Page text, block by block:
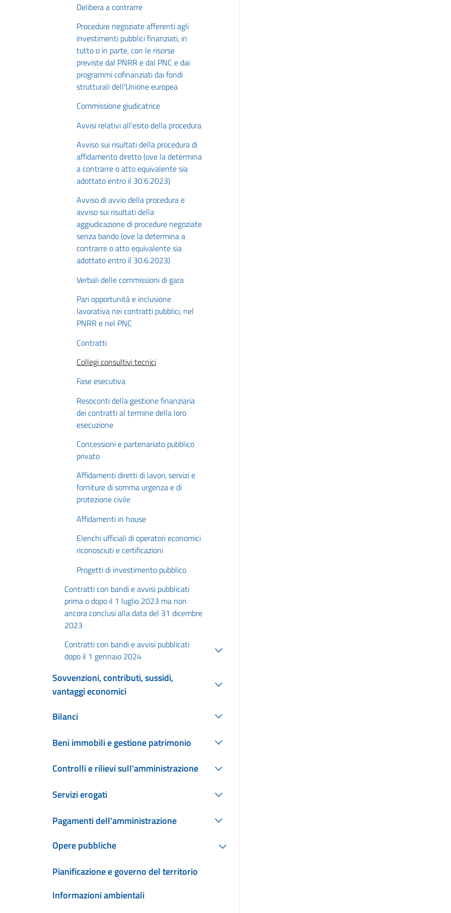
Delibera a contrarre
Procedure negoziate afferenti agli
investimenti pubblici finanziati, in
tutto o in parte, con le risorse
previste dal PNRR e dal PNC e dai
programmi cofinanziati dai fondi
strutturali dell'Unione europea
Commissione giudicatrice
Avvisi relativi all'esito della procedura
Avviso sui risultati della procedura di
affidamento diretto (ove la determina
a contrarre o atto equivalente sia
adottato entro il 30.6.2023)
Avviso di avvio della procedura e
avviso sui risultati della
aggiudicazione di procedure negoziate
senza bando (ove la determina a
contrarre o atto equivalente sia
adottato entro il 30.6.2023)
Verbali delle commissioni di gara
Pari opportunità e inclusione
lavorativa nei contratti pubblici, nel
PNRR e nel PNC
Contratti
Collegi consultivi tecnici
Fase esecutiva
Resoconti della gestione finanziaria
dei contratti al termine della loro
esecuzione
Concessioni e partenariato pubblico
privato
Affidamenti diretti di lavori, servizi e
forniture di somma urgenza e di
protezione civile
Affidamenti in house
Elenchi ufficiali di operatori economici
riconosciuti e certificazioni
Progetti di investimento pubblico
Contratti con bandi e avvisi pubblicati
prima o dopo il 1 luglio 2023 ma non
ancora conclusi alla data del 31 dicembre
2023
Contratti con bandi e avvisi pubblicati
dopo il 1 gennaio 2024
Sovvenzioni, contributi, sussidi,
vantaggi economici
Bilanci
Beni immobili e gestione patrimonio
Controlli e rilievi sull'amministrazione
Servizi erogati
Pagamenti dell'amministrazione
Opere pubbliche
Pianificazione e governo del territorio
Informazioni ambientali